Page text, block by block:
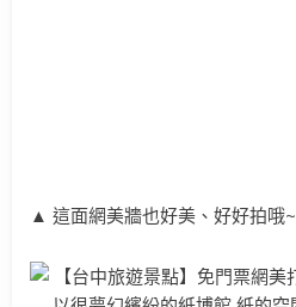
▲ 這面網美牆也好美、好好拍哦~